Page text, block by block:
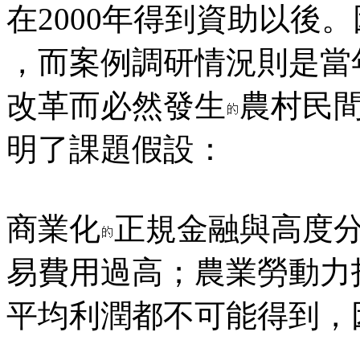
在2000年得到資助以後
，而案例調研情況則是當
改革而必然發生 農村民
明了課題假設：
商業化 正規金融與高度
易費用過高；農業勞動
平均利潤都不可能得到